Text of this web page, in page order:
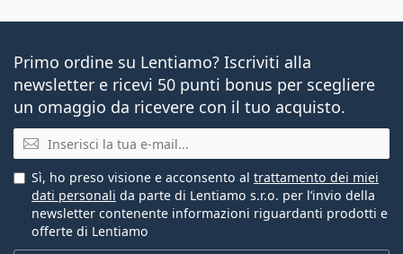
Primo ordine su Lentiamo? Iscriviti alla
newsletter e ricevi 50 punti bonus per scegliere
un omaggio da ricevere con il tuo acquisto.
E-mail
Sì, ho preso visione e acconsento al trattamento dei miei
dati personali da parte di Lentiamo s.r.o. per l’invio della
newsletter contenente informazioni riguardanti prodotti e
offerte di Lentiamo